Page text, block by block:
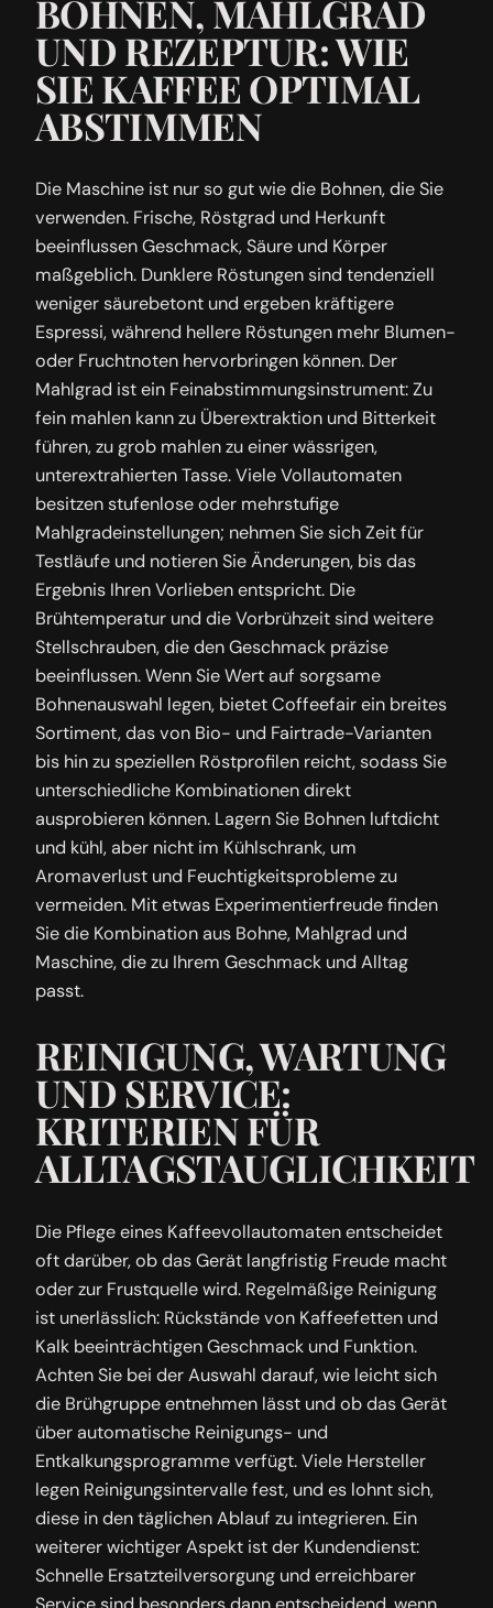
BOHNEN, MAHLGRAD
UND REZEPTUR: WIE
SIE KAFFEE OPTIMAL
ABSTIMMEN
Die Maschine ist nur so gut wie die Bohnen, die Sie
verwenden. Frische, Röstgrad und Herkunft
beeinflussen Geschmack, Säure und Körper
maßgeblich. Dunklere Röstungen sind tendenziell
weniger säurebetont und ergeben kräftigere
Espressi, während hellere Röstungen mehr Blumen-
oder Fruchtnoten hervorbringen können. Der
Mahlgrad ist ein Feinabstimmungsinstrument: Zu
fein mahlen kann zu Überextraktion und Bitterkeit
führen, zu grob mahlen zu einer wässrigen,
unterextrahierten Tasse. Viele Vollautomaten
besitzen stufenlose oder mehrstufige
Mahlgradeinstellungen; nehmen Sie sich Zeit für
Testläufe und notieren Sie Änderungen, bis das
Ergebnis Ihren Vorlieben entspricht. Die
Brühtemperatur und die Vorbrühzeit sind weitere
Stellschrauben, die den Geschmack präzise
beeinflussen. Wenn Sie Wert auf sorgsame
Bohnenauswahl legen, bietet Coffeefair ein breites
Sortiment, das von Bio- und Fairtrade-Varianten
bis hin zu speziellen Röstprofilen reicht, sodass Sie
unterschiedliche Kombinationen direkt
ausprobieren können. Lagern Sie Bohnen luftdicht
und kühl, aber nicht im Kühlschrank, um
Aromaverlust und Feuchtigkeitsprobleme zu
vermeiden. Mit etwas Experimentierfreude finden
Sie die Kombination aus Bohne, Mahlgrad und
Maschine, die zu Ihrem Geschmack und Alltag
passt.
REINIGUNG, WARTUNG
UND SERVICE:
KRITERIEN FÜR
ALLTAGSTAUGLICHKEIT
Die Pflege eines Kaffeevollautomaten entscheidet
oft darüber, ob das Gerät langfristig Freude macht
oder zur Frustquelle wird. Regelmäßige Reinigung
ist unerlässlich: Rückstände von Kaffeefetten und
Kalk beeinträchtigen Geschmack und Funktion.
Achten Sie bei der Auswahl darauf, wie leicht sich
die Brühgruppe entnehmen lässt und ob das Gerät
über automatische Reinigungs- und
Entkalkungsprogramme verfügt. Viele Hersteller
legen Reinigungsintervalle fest, und es lohnt sich,
diese in den täglichen Ablauf zu integrieren. Ein
weiterer wichtiger Aspekt ist der Kundendienst:
Schnelle Ersatzteilversorgung und erreichbarer